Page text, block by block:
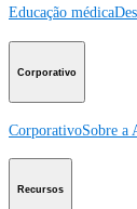
Educação médica
Corporativo
CorporativoSobre a
Recursos